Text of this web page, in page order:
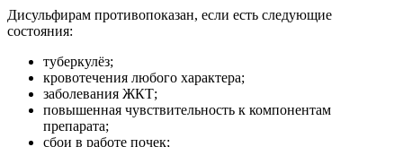
Дисульфирам противопоказан, если есть следующие
состояния:
туберкулёз;
кровотечения любого характера;
заболевания ЖКТ;
повышенная чувствительность к компонентам
препарата;
сбои в работе почек;